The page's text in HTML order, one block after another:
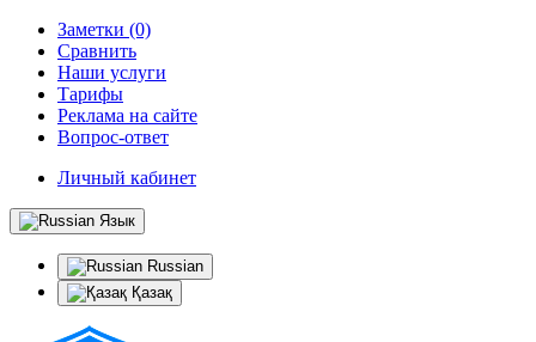
Заметки (0)
Сравнить
Наши услуги
Тарифы
Реклама на сайте
Вопрос-ответ
Личный кабинет
Язык
Russian
Қазақ